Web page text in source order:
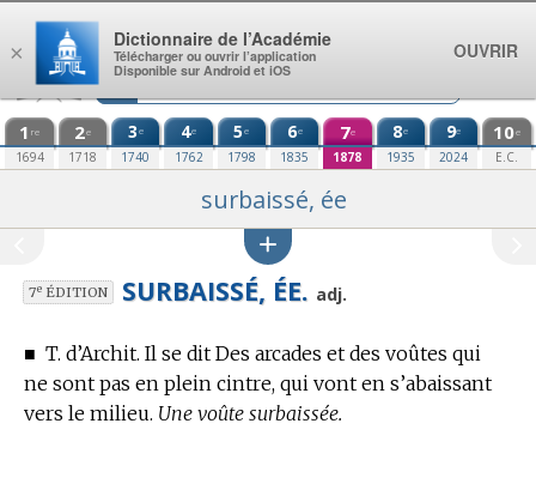
Aller au contenu
1 re
1694
2e
1718
3e
1740
4e
1762
5e
1798
6e
1835
7e
1878
8e
1935
9e
2024
10e
E.C.
surbaissé, ée
7eÉDITION SURBAISSÉ, ÉE. adj.
■ T. d’Archit. Il se dit Des arcades et des voûtes qui
ne sont pas en plein cintre, qui vont en s’abaissant
vers le milieu. Une voûte surbaissée.
×
Dictionnaire de l’Académie
Télécharger ou ouvrir l’application
Disponible sur Android et iOS
OUVRIR